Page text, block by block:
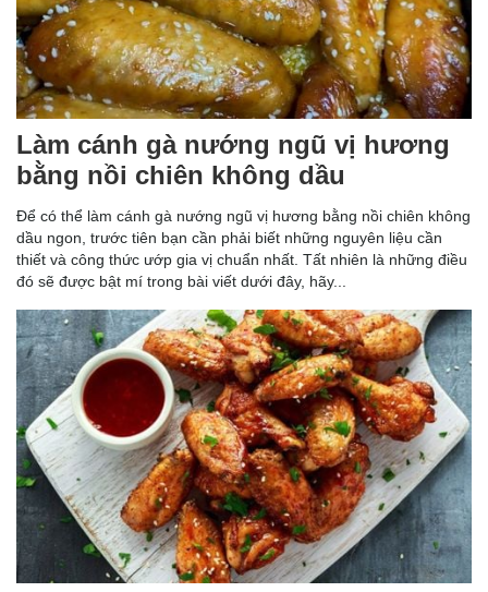
Làm cánh gà nướng ngũ vị hương
bằng nồi chiên không dầu
Để có thể làm cánh gà nướng ngũ vị hương bằng nồi chiên không
dầu ngon, trước tiên bạn cần phải biết những nguyên liệu cần
thiết và công thức ướp gia vị chuẩn nhất. Tất nhiên là những điều
đó sẽ được bật mí trong bài viết dưới đây, hãy...